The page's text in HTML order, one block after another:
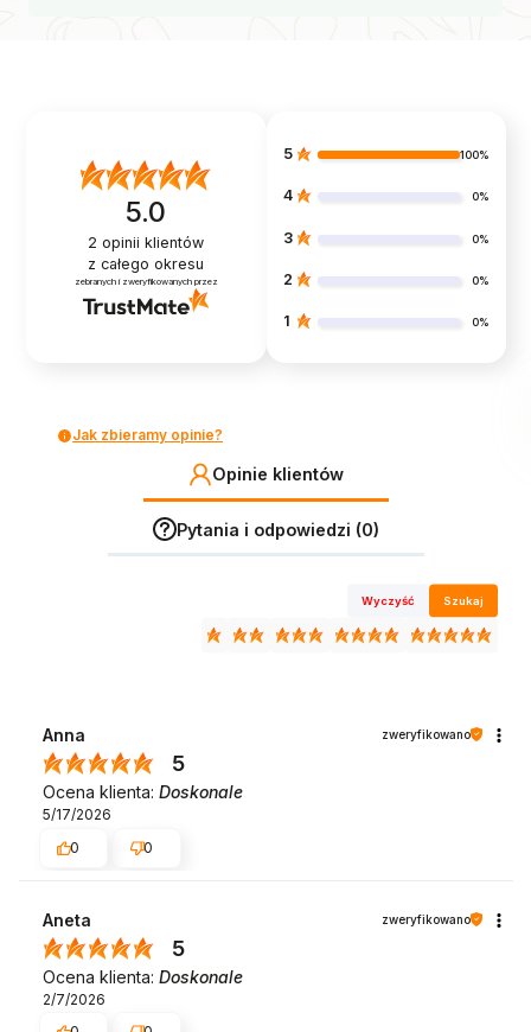
5.0
2 opinii klientów
z całego okresu
zebranych i zweryfikowanych przez
5 100%
4 0%
3 0%
2 0%
1 0%
Jak zbieramy opinie?
Opinie klientów
Pytania i odpowiedzi (0)
Wyczyść Szukaj
Anna zweryfikowano
5
Ocena klienta: Doskonale
5/17/2026
0
0
Aneta zweryfikowano
5
Ocena klienta: Doskonale
2/7/2026